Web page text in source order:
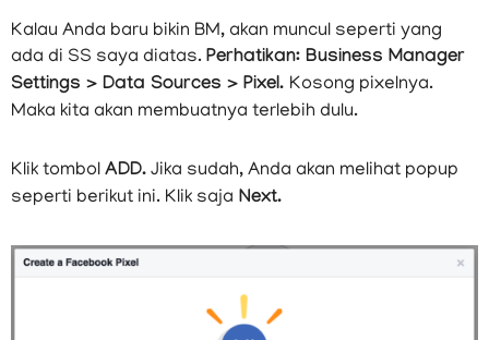
Apa itu pixel? Telan aja dulu saat ini, akan saya jelaskan
pada artikel lain secara komprehensif juga. Intinya:
Anda harus mempersiapkan pixel dari
sekarang. Mudah kok.
Kalau Anda baru bikin BM, akan muncul seperti yang
ada di SS saya diatas.
Perhatikan: Business Manager
Maka kita akan membuatnya terlebih dulu.
Jika sudah, Anda akan melihat popup
seperti berikut ini. Klik sajaNext.